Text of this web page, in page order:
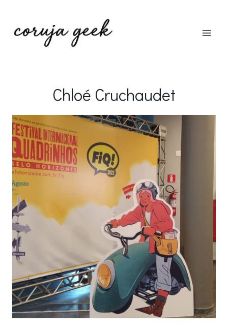
Chloé Cruchaudet